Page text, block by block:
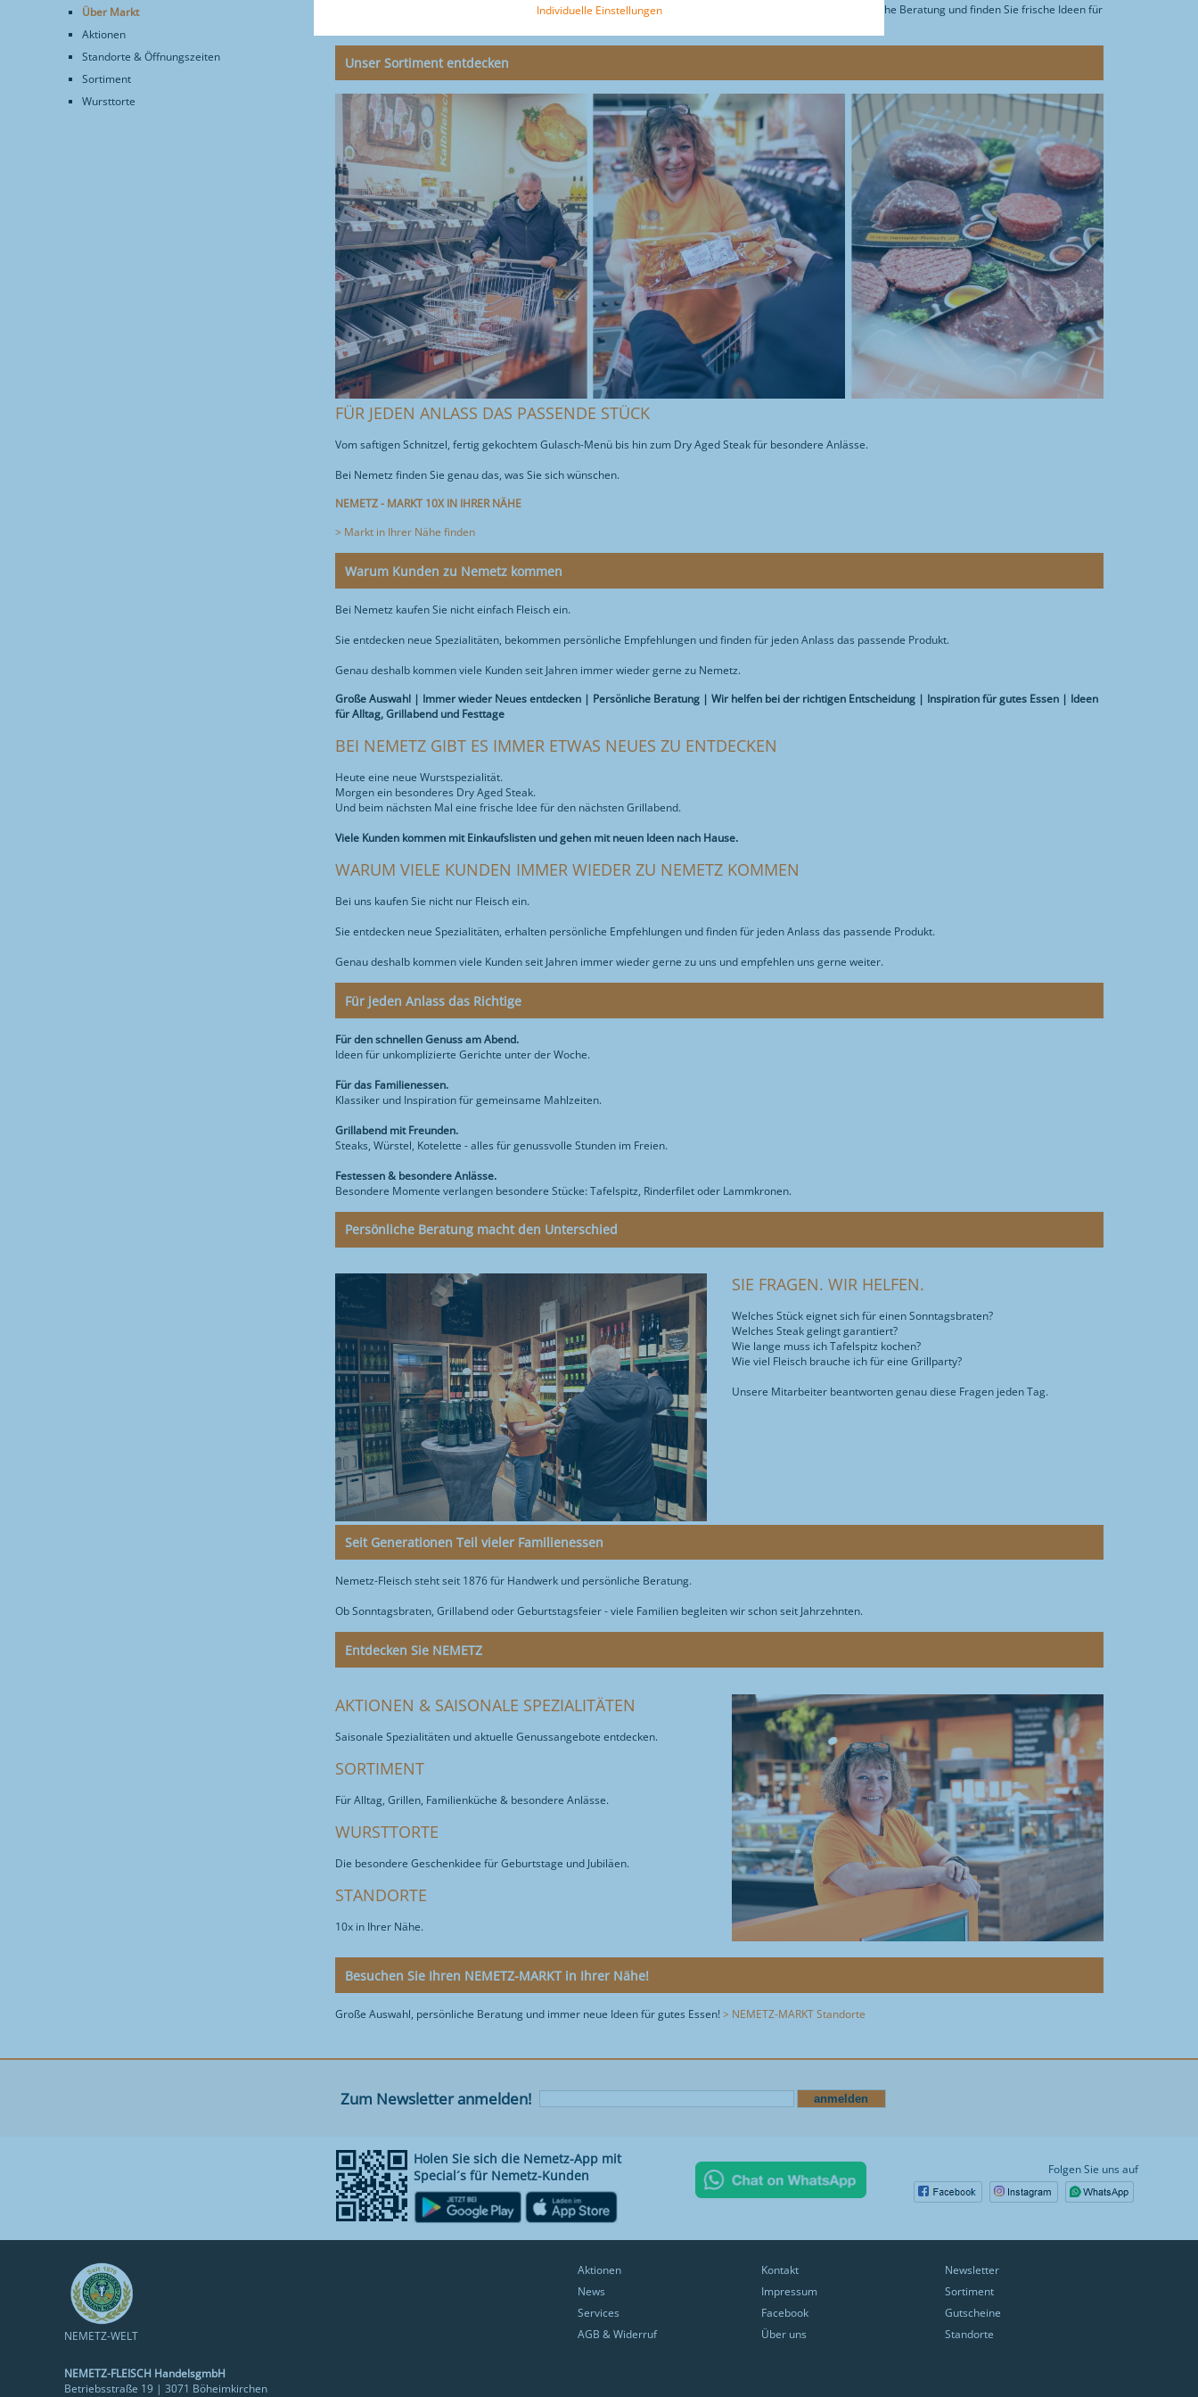
Über Markt
Aktionen
Standorte & Öffnungszeiten
Sortiment
Wursttorte
Bei uns finden Sie mehr als Fleisch und Wurst. Entdecken Sie unsere große Auswahl, genießen Sie die persönliche Beratung und finden Sie frische Ideen für
Unser Sortiment entdecken
FÜR JEDEN ANLASS DAS PASSENDE STÜCK
Vom saftigen Schnitzel, fertig gekochtem Gulasch-Menü bis hin zum Dry Aged Steak für besondere Anlässe.
Bei Nemetz finden Sie genau das, was Sie sich wünschen.
NEMETZ - MARKT 10X IN IHRER NÄHE
> Markt in Ihrer Nähe finden
Warum Kunden zu Nemetz kommen
Bei Nemetz kaufen Sie nicht einfach Fleisch ein.
Sie entdecken neue Spezialitäten, bekommen persönliche Empfehlungen und finden für jeden Anlass das passende Produkt.
Genau deshalb kommen viele Kunden seit Jahren immer wieder gerne zu Nemetz.
Große Auswahl | Immer wieder Neues entdecken | Persönliche Beratung | Wir helfen bei der richtigen Entscheidung | Inspiration für gutes Essen | Ideen
für Alltag, Grillabend und Festtage
BEI NEMETZ GIBT ES IMMER ETWAS NEUES ZU ENTDECKEN
Heute eine neue Wurstspezialität.
Morgen ein besonderes Dry Aged Steak.
Und beim nächsten Mal eine frische Idee für den nächsten Grillabend.
Viele Kunden kommen mit Einkaufslisten und gehen mit neuen Ideen nach Hause.
WARUM VIELE KUNDEN IMMER WIEDER ZU NEMETZ KOMMEN
Bei uns kaufen Sie nicht nur Fleisch ein.
Sie entdecken neue Spezialitäten, erhalten persönliche Empfehlungen und finden für jeden Anlass das passende Produkt.
Genau deshalb kommen viele Kunden seit Jahren immer wieder gerne zu uns und empfehlen uns gerne weiter.
Für jeden Anlass das Richtige
Für den schnellen Genuss am Abend.
Ideen für unkomplizierte Gerichte unter der Woche.
Für das Familienessen.
Klassiker und Inspiration für gemeinsame Mahlzeiten.
Grillabend mit Freunden.
Steaks, Würstel, Kotelette - alles für genussvolle Stunden im Freien.
Festessen & besondere Anlässe.
Besondere Momente verlangen besondere Stücke: Tafelspitz, Rinderfilet oder Lammkronen.
Persönliche Beratung macht den Unterschied
SIE FRAGEN. WIR HELFEN.
Welches Stück eignet sich für einen Sonntagsbraten?
Welches Steak gelingt garantiert?
Wie lange muss ich Tafelspitz kochen?
Wie viel Fleisch brauche ich für eine Grillparty?
Unsere Mitarbeiter beantworten genau diese Fragen jeden Tag.
Seit Generationen Teil vieler Familienessen
Nemetz-Fleisch steht seit 1876 für Handwerk und persönliche Beratung.
Ob Sonntagsbraten, Grillabend oder Geburtstagsfeier - viele Familien begleiten wir schon seit Jahrzehnten.
Entdecken Sie NEMETZ
AKTIONEN & SAISONALE SPEZIALITÄTEN
Saisonale Spezialitäten und aktuelle Genussangebote entdecken.
SORTIMENT
Für Alltag, Grillen, Familienküche & besondere Anlässe.
WURSTTORTE
Die besondere Geschenkidee für Geburtstage und Jubiläen.
STANDORTE
10x in Ihrer Nähe.
Besuchen Sie Ihren NEMETZ-MARKT in Ihrer Nähe!
Große Auswahl, persönliche Beratung und immer neue Ideen für gutes Essen!> NEMETZ-MARKT Standorte
Zum Newsletter anmelden!
Holen Sie sich die Nemetz-App mit
Special´s für Nemetz-Kunden
Folgen Sie uns auf
NEMETZ-WELT
Aktionen Kontakt
Newsletter
News
Impressum
Sortiment
Services
Facebook
Gutscheine
AGB & Widerruf
Über uns Standorte
NEMETZ-FLEISCH HandelsgmbH
Betriebsstraße 19 | 3071 Böheimkirchen
Individuelle Einstellungen